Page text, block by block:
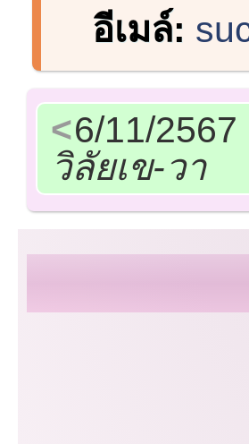
อีเมล์:
6/11/2567
วิลัยเข-วา